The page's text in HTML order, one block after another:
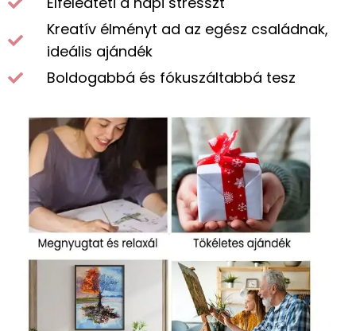
Kreatív élményt ad az egész családnak,
ideális ajándék
Boldogabbá és fókuszáltabbá tesz